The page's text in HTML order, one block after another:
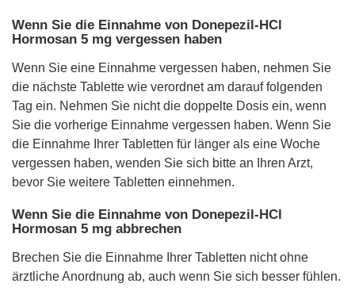
Wenn Sie die Einnahme von Donepezil-HCl
Hormosan 5 mg vergessen haben
Wenn Sie eine Einnahme vergessen haben, nehmen Sie
die nächste Tablette wie verordnet am darauf folgenden
Tag ein. Nehmen Sie nicht die doppelte Dosis ein, wenn
Sie die vorherige Einnahme vergessen haben. Wenn Sie
die Einnahme Ihrer Tabletten für länger als eine Woche
vergessen haben, wenden Sie sich bitte an Ihren Arzt,
bevor Sie weitere Tabletten einnehmen.
Wenn Sie die Einnahme von Donepezil-HCl
Hormosan 5 mg abbrechen
Brechen Sie die Einnahme Ihrer Tabletten nicht ohne
ärztliche Anordnung ab, auch wenn Sie sich besser fühlen.